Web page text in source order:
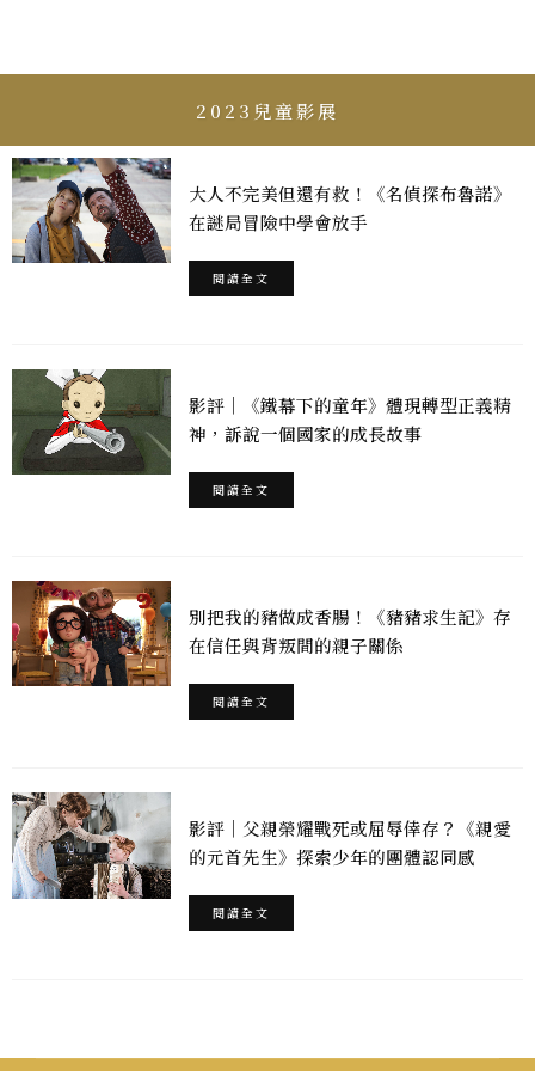
2023兒童影展
大人不完美但還有救！《名偵探布魯諾》
在謎局冒險中學會放手
閱讀全文
影評｜《鐵幕下的童年》體現轉型正義精
神，訴說一個國家的成長故事
閱讀全文
別把我的豬做成香腸！《豬豬求生記》存
在信任與背叛間的親子關係
閱讀全文
影評｜父親榮耀戰死或屈辱倖存？《親愛
的元首先生》探索少年的團體認同感
閱讀全文